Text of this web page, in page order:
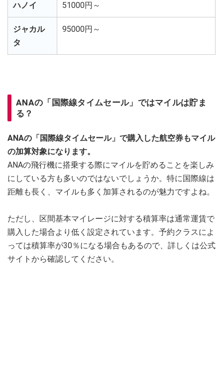
ハノイ 51000円～
ジャカル
タ
95000円～
ANAの「国際線タイムセール」ではマイルは貯ま
る？
ANAの「国際線タイムセール」で購入した航空券もマイル
の加算対象になります。
ANAの飛行機に搭乗する際にマイルを貯めることを楽しみ
にしている方も多いのではないでしょうか。特に国際線は
距離も長く、マイルも多く加算されるのが魅力ですよね。
ただし、区間基本マイレージに対する積算率は通常運賃で
購入した場合より低く設定されています。予約クラスによ
っては積算率が30％になる場合もあるので、詳しくは公式
サイトから確認してください。